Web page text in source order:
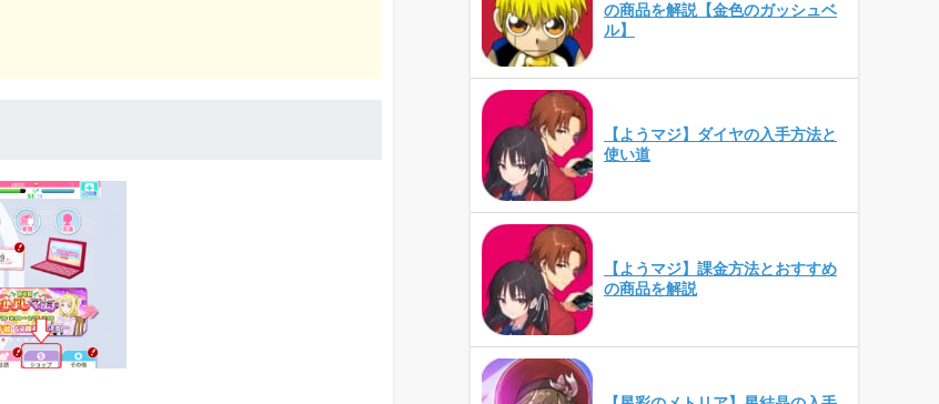
の商品を解説【金色のガッシュベ
ル】
【ようマジ】ダイヤの入手方法と
使い道
【ようマジ】課金方法とおすすめ
の商品を解説